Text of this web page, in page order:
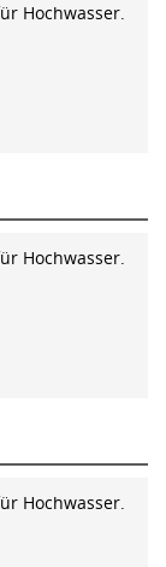
Hochwasser.
Hochwasser.
Hochwasser.